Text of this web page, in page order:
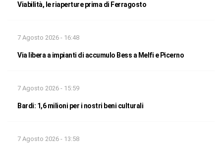
Viabilità, le riaperture prima di Ferragosto
7 Agosto 2026 - 16:48
Via libera a impianti di accumulo Bess a Melfi e Picerno
7 Agosto 2026 - 15:59
Bardi: 1,6 milioni per i nostri beni culturali
7 Agosto 2026 - 13:58